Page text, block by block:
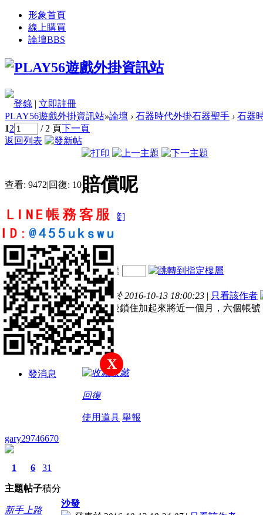
形象首頁
線上購買
論壇BBS
登錄 | 立即註冊
PLAY56遊戲外掛資訊站»論壇 › 石器時代外掛石器聖手 › 石器
12 / 2 頁下一頁
返回列表
查看: 9472|回復: 10賠償呢
[複製鏈接]
lee
3
主題
48
帖子
222
積分
中級會員
積分
222
發消息
電梯直達
樓主
發表於 2016-10-13 18:00:23 | 只看該作者
前前後後鎖住加起來將近一個月，六個帳
收藏
回復
使用道具 舉報
gary29746670
1
主題
6
帖子
31
積分
新手上路
沙發
X